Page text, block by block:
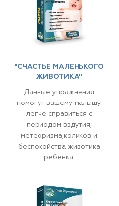
"СЧАСТЬЕ МАЛЕНЬКОГО
ЖИВОТИКА"
Данные упражнения
помогут вашему малышу
легче справиться с
периодом вздутия,
метеоризма,коликов и
беспокойства животика
ребенка.